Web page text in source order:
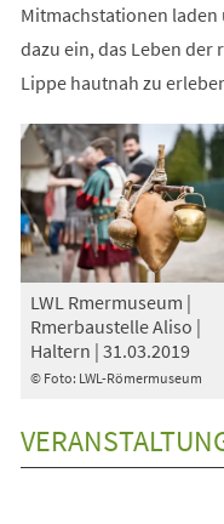
Mitmachstationen laden
dazu ein, das Leben der
Lippe hautnah zu
© Foto: LWL-Römermuseum
LWL Rmermuseum |
Rmerbaustelle Aliso |
Haltern | 31.03.2019